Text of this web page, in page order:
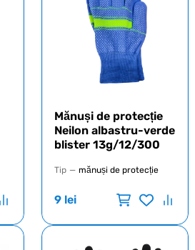
Mănuși de protecție
Neilon albastru-verde
blister 13g/12/300
Tip — mănuși de protecție
9 lei